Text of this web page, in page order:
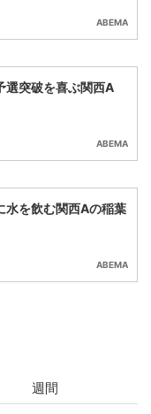
ABEMA
選突破を喜ぶ関西A
ABEMA
水を飲む関西Aの稲葉
ABEMA
週間